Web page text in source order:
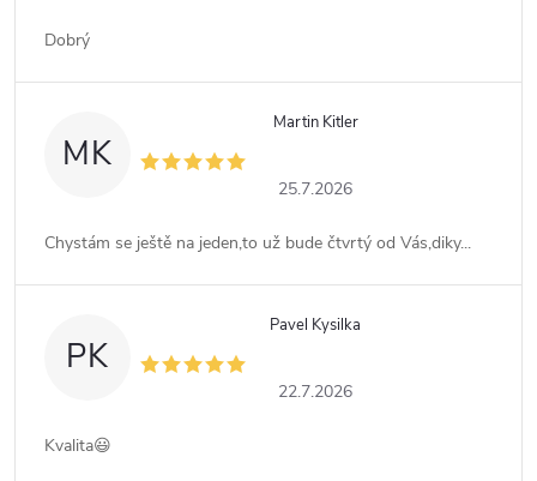
Dobrý
MK
Martin Kitler
25.7.2026
Chystám se ještě na jeden,to už bude čtvrtý od Vás,diky...
PK
Pavel Kysilka
22.7.2026
Kvalita😃